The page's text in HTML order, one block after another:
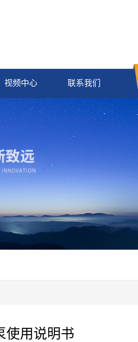
视频中心 联系我们
使用说明书